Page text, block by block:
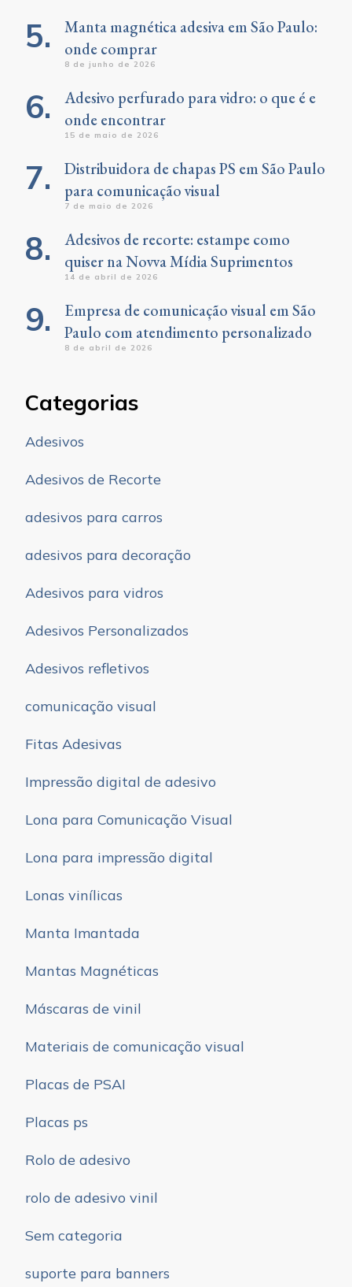
Manta magnética adesiva em São Paulo:
onde comprar
8 de junho de 2026
Adesivo perfurado para vidro: o que é e
onde encontrar
15 de maio de 2026
Distribuidora de chapas PS em São Paulo
para comunicação visual
7 de maio de 2026
Adesivos de recorte: estampe como
quiser na Novva Mídia Suprimentos
14 de abril de 2026
Empresa de comunicação visual em São
Paulo com atendimento personalizado
8 de abril de 2026
Categorias
Adesivos
Adesivos de Recorte
adesivos para carros
adesivos para decoração
Adesivos para vidros
Adesivos Personalizados
Adesivos refletivos
comunicação visual
Fitas Adesivas
Impressão digital de adesivo
Lona para Comunicação Visual
Lona para impressão digital
Lonas vinílicas
Manta Imantada
Mantas Magnéticas
Máscaras de vinil
Materiais de comunicação visual
Placas de PSAI
Placas ps
Rolo de adesivo
rolo de adesivo vinil
Sem categoria
suporte para banners